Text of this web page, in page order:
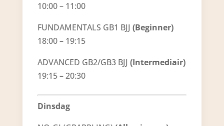
10:00 – 11:00
FUNDAMENTALS GB1 BJJ (Beginner)
18:00 – 19:15
ADVANCED GB2/GB3 BJJ (Intermediair)
19:15 – 20:30
Dinsdag